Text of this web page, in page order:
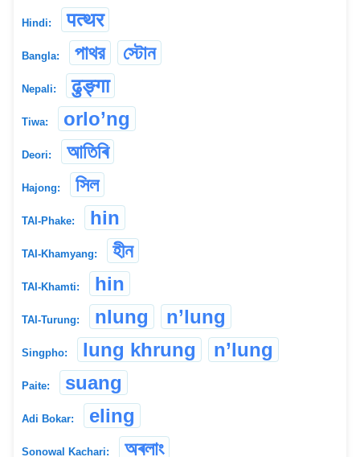
Hindi: पत्थर
Bangla: পাথর স্টোন
Nepali: ढुङ्गा
Tiwa: orlo’ng
Deori: আতিৰি
Hajong: সিল
TAI-Phake: hin
TAI-Khamyang: হীন
TAI-Khamti: hin
TAI-Turung: nlung n’lung
Singpho: lung khrung n’lung
Paite: suang
Adi Bokar: eling
Sonowal Kachari: অৰলাং